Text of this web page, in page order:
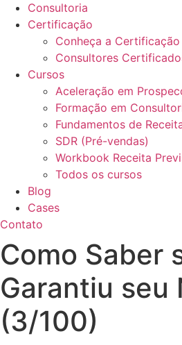
Consultoria
Certificação
Conheça a Certificação
Consultores
Cursos
Aceleração em
Formação em
Fundamentos de
SDR (Pré-vendas)
Workbook Receita
Todos os cursos
Blog
Cases
Contato
Como Saber
Garantiu seu
(3/100)